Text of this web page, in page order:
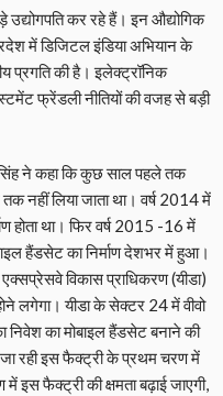
कर रहे हैं। इन औद्योगिक
में डिजिटल इंडिया अभियान के
प्रगति की है। इलेक्ट्रॉनिक
फ्रेंडली नीतियों की वजह से बड़ी
सिंह ने कहा कि कुछ साल पहले तक
नहीं लिया जाता था। वर्ष 2014 में
होता था। फिर वर्ष 2015 -16 में
हैंडसेट का निर्माण देशभर में हुआ।
विकास प्राधिकरण (यीडा)
लगेगा। यीडा के सेक्टर 24 में वीवो
निवेश का मोबाइल हैंडसेट बनाने की
रही इस फैक्ट्री के प्रथम चरण में
इस फैक्ट्री की क्षमता बढ़ाई जाएगी,